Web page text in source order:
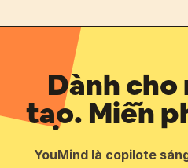
Dành cho
tạo. Miễn
YouMind là copilote